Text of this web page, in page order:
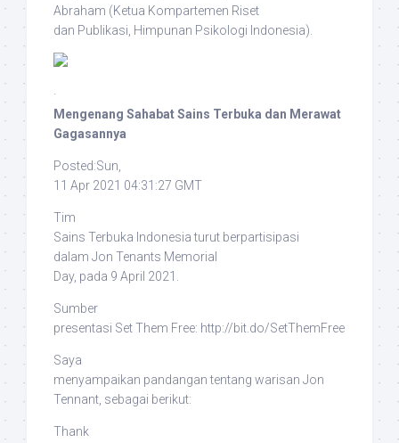
Abraham (Ketua Kompartemen Riset
dan Publikasi, Himpunan Psikologi Indonesia).
·
Mengenang Sahabat Sains Terbuka dan Merawat
Gagasannya
Posted:Sun,
11 Apr 2021 04:31:27 GMT
Tim
Sains Terbuka Indonesia turut berpartisipasi
dalam Jon Tenants Memorial
Day, pada 9 April 2021.
Sumber
presentasi Set Them Free: http://bit.do/SetThemFree
Saya
menyampaikan pandangan tentang warisan Jon
Tennant, sebagai berikut:
Thank